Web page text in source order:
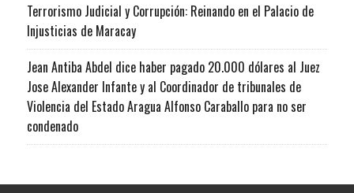
Terrorismo Judicial y Corrupción: Reinando en el Palacio de
Injusticias de Maracay
Jean Antiba Abdel dice haber pagado 20.000 dólares al Juez
Jose Alexander Infante y al Coordinador de tribunales de
Violencia del Estado Aragua Alfonso Caraballo para no ser
condenado